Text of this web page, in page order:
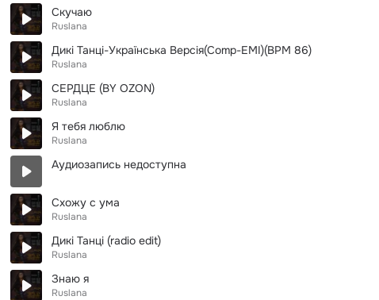
Скучаю
Ruslana
Дикі Танці-Українська Версія(Comp-EMI)(BPM 86)
Ruslana
СЕРДЦЕ (BY OZON)
Ruslana
Я тебя люблю
Ruslana
Аудиозапись недоступна
Схожу с ума
Ruslana
Дикі Танці (radio edit)
Ruslana
Знаю я
Ruslana